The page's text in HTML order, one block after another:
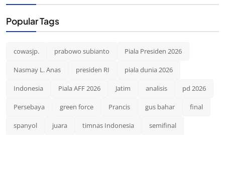
Popular Tags
cowasjp. prabowo subianto Piala Presiden 2026
Nasmay L. Anas presiden RI piala dunia 2026
Indonesia Piala AFF 2026 Jatim analisis pd 2026
Persebaya green force Prancis gus bahar final
spanyol juara timnas Indonesia semifinal